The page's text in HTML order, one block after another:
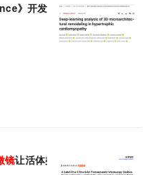
》开发AI工具用于解读心肌的
镜让活体类脑器官中酒精的细胞